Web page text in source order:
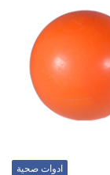
ادوات صحية